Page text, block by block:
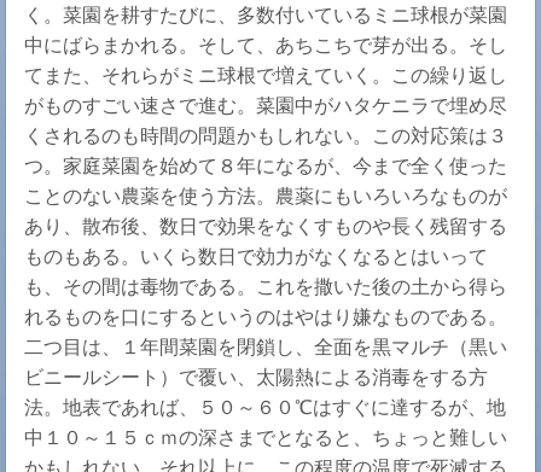
く。菜園を耕すたびに、多数付いているミニ球根が菜園
中にばらまかれる。そして、あちこちで芽が出る。そし
てまた、それらがミニ球根で増えていく。この繰り返し
がものすごい速さで進む。菜園中がハタケニラで埋め尽
くされるのも時間の問題かもしれない。この対応策は３
つ。家庭菜園を始めて８年になるが、今まで全く使った
ことのない農薬を使う方法。農薬にもいろいろなものが
あり、散布後、数日で効果をなくすものや長く残留する
ものもある。いくら数日で効力がなくなるとはいって
も、その間は毒物である。これを撒いた後の土から得ら
れるものを口にするというのはやはり嫌なものである。
二つ目は、１年間菜園を閉鎖し、全面を黒マルチ（黒い
ビニールシート）で覆い、太陽熱による消毒をする方
法。地表であれば、５０～６０℃はすぐに達するが、地
中１０～１５ｃｍの深さまでとなると、ちょっと難しい
かもしれない。それ以上に、この程度の温度で死滅する